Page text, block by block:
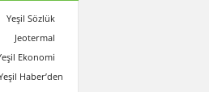
Yeşil Sözlük
Jeotermal
Ekonomi
Haber’den